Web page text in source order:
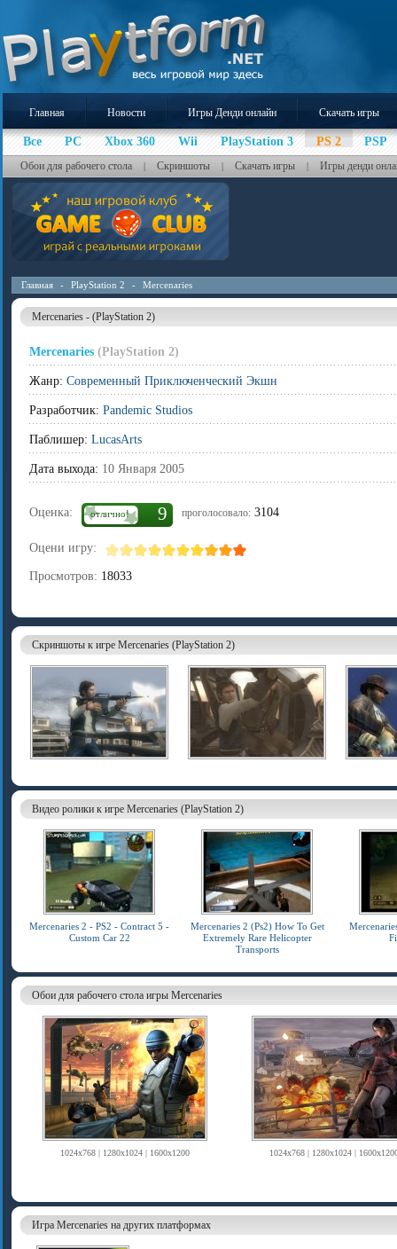
Главная Новости Игры Денди онлайн Скачать игры
Все PC Xbox 360 Wii PlayStation 3 PS 2 PSP
Обои для рабочего стола | Скриншоты | Скачать игры | Игры денди
Главная - PlayStation 2 - Mercenaries
Mercenaries - (PlayStation 2)
Mercenaries (PlayStation 2)
Жанр: Современный Приключенческий Экшн
Разработчик: Pandemic Studios
Паблишер: LucasArts
Дата выхода: 10 Января 2005
Оценка: отлично! 9 проголосовало: 3104
Оцени игру:
Просмотров: 18033
Скриншоты к игре Mercenaries (PlayStation 2)
Видео ролики к игре Mercenaries (PlayStation 2)
Mercenaries 2 - PS2 - Contract 5 -
Custom Car 22
Mercenaries 2 (Ps2) How To Get
Extremely Rare Helicopter
Transports
Обои для рабочего стола игры Mercenaries
1024x768 | 1280x1024 | 1600x1200 1024x768 | 1280x1024 |
Игра Mercenaries на других платформах